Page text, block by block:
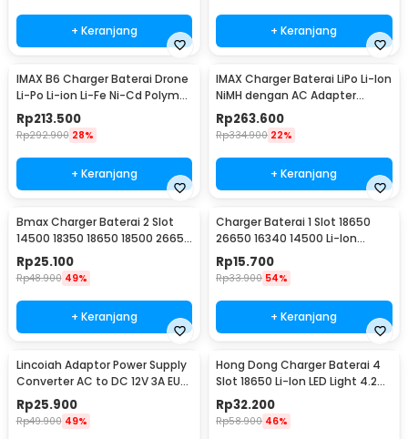
+ Keranjang + Keranjang
IMAX B6 Charger Baterai Drone
Li-Po Li-ion Li-Fe Ni-Cd Polymer
LCD 80W
Rp213.500
Rp292.900 28%
+ Keranjang
IMAX Charger Baterai LiPo Li-Ion
NiMH dengan AC Adapter
Integrated - B6AC
Rp263.600
Rp334.900 22%
+ Keranjang
Bmax Charger Baterai 2 Slot
14500 18350 18650 18500 26650
Li-Ion LED - BH-042100-02U
Rp25.100
Rp48.900 49%
+ Keranjang
Charger Baterai 1 Slot 18650
26650 16340 14500 Li-Ion
Spring Strip - NK-205
Rp15.700
Rp33.900 54%
+ Keranjang
Lincoiah Adaptor Power Supply
Converter AC to DC 12V 3A EU
Plug - 1230
Rp25.900
Rp49.900 49%
Hong Dong Charger Baterai 4
Slot 18650 Li-Ion LED Light 4.2V
1200mA - MS-404A
Rp32.200
Rp58.900 46%